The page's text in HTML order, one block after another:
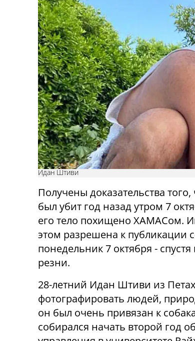
Идан Штиви
Получены доказательства
был убит год назад утром 7
его тело похищено ХАМАСом.
этом разрешена к публикации
понедельник 7 октября - спустя
резни.
28-летний Идан Штиви из
фотографировать людей,
он был очень привязан к
собирался начать второй год